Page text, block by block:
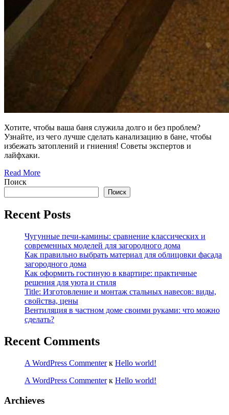
Хотите, чтобы ваша баня служила долго и без проблем?
Узнайте, из чего лучше сделать канализацию в бане, чтобы
избежать затоплений и гниения! Советы экспертов и
лайфхаки.
Read More
Поиск
Поиск
Recent Posts
Чугунные печи-камины: сравнение классических и
современных моделей для загородного дома
Как правильно выбрать материал для облицовки фасада
загородного дома
Как оформить гостиную в квартире: практичные
решения для уюта и стиля
Title: Изготовление и монтаж стальных навесов: виды,
свойства, цены
Вентиляция в частном доме своими руками: что можно
сделать?
Recent Comments
A WordPress Commenterк Hello world!
A WordPress Commenterк Hello world!
Archieves